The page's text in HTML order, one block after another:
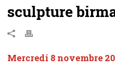
sculpture
Mercredi 8 novembre